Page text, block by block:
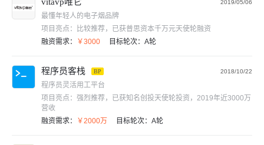
2019/05/06
最懂年轻人的电子烟品牌
项目亮点：
比较推荐，已获普思资本千万元天使轮融资
融资需求：
￥3000 目标轮次： A轮
程序员客栈 BP 2018/10/22
程序员灵活用工平台
项目亮点： 强烈推荐，已获知名创投天使轮投资，2019年近3000万
营收
融资需求：
￥2000万 目标轮次： A轮